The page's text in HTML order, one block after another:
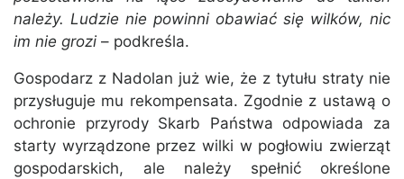
należy. Ludzie nie powinni obawiać się wilków, nic
im nie grozi – podkreśla.
Gospodarz z Nadolan już wie, że z tytułu straty nie
przysługuje mu rekompensata. Zgodnie z ustawą o
ochronie przyrody Skarb Państwa odpowiada za
starty wyrządzone przez wilki w pogłowiu zwierząt
gospodarskich, ale należy spełnić określone